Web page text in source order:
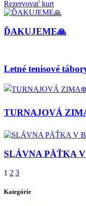
Rezervovať kurt
ĎAKUJEME🙏
Letné tenisové
TURNAJOVÁ
SLÁVNA PÄŤKA
1 2 3
Kategórie